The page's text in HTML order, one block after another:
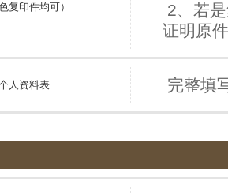
复印件均可）
2、若
证明原
人资料表 完整填